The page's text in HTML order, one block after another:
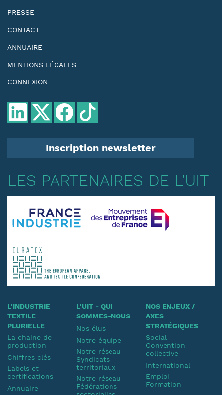
PRESSE
CONTACT
ANNUAIRE
MENTIONS LÉGALES
CONNEXION
Inscription newsletter
LES PARTENAIRES DE L'UIT
L'INDUSTRIE
TEXTILE
PLURIELLE
La chaine de
production
Chiffres clés
Labels et
certifications
Annuaire
L'UIT - QUI
SOMMES-NOUS
Nos élus
Notre équipe
Notre réseau
Syndicats
territoriaux
Notre réseau
Fédérations
NOS ENJEUX /
AXES
STRATÉGIQUES
Social
Convention
collective
International
Emploi-
Formation